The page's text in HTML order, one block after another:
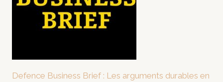
Defence Business Brief : Les arguments durables en